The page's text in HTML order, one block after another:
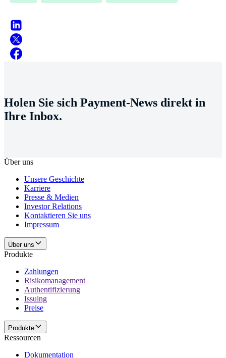
Holen Sie sich Payment-News direkt in
Ihre Inbox.
Über uns
Unsere Geschichte
Karriere
Presse & Medien
Investor Relations
Kontaktieren Sie uns
Impressum
Über uns
Produkte
Zahlungen
Risikomanagement
Authentifizierung
Issuing
Preise
Produkte
Ressourcen
Dokumentation